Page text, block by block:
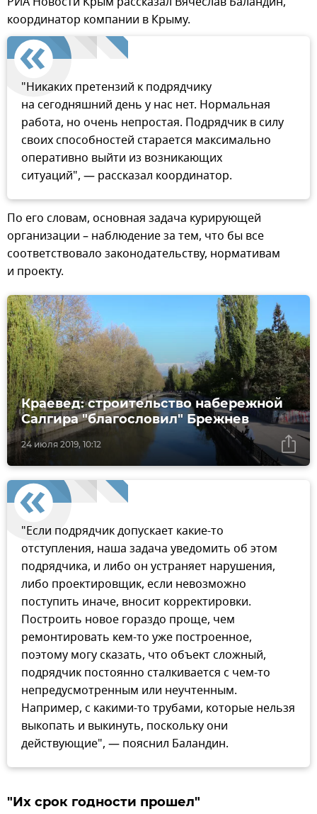
координатор компании в Крыму.
"Никаких претензий к подрядчику
на сегодняшний день у нас нет. Нормальная
работа, но очень непростая. Подрядчик в силу
своих способностей старается максимально
оперативно выйти из возникающих
ситуаций", — рассказал координатор.
По его словам, основная задача курирующей
организации – наблюдение за тем, что бы все
соответствовало законодательству, нормативам
и проекту.
24 июля 2019, 10:12
Краевед: строительство набережной
Салгира "благословил" Брежнев
"Если подрядчик допускает какие-то
отступления, наша задача уведомить об этом
подрядчика, и либо он устраняет нарушения,
либо проектировщик, если невозможно
поступить иначе, вносит корректировки.
Построить новое гораздо проще, чем
ремонтировать кем-то уже построенное,
поэтому могу сказать, что объект сложный,
подрядчик постоянно сталкивается с чем-то
непредусмотренным или неучтенным.
Например, с какими-то трубами, которые нельзя
выкопать и выкинуть, поскольку они
действующие", — пояснил Баландин.
"Их срок годности прошел"